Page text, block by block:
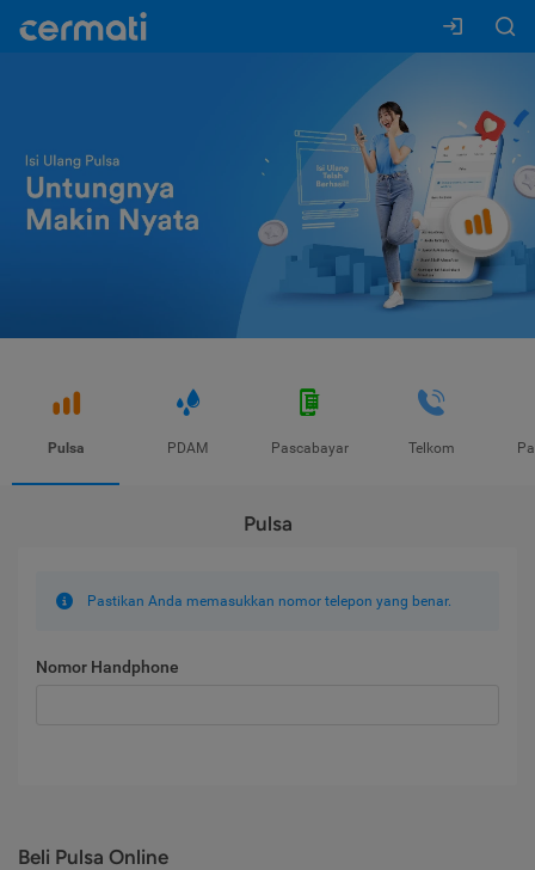
Pulsa PDAM Pascabayar Telkom
Pulsa
Pastikan Anda memasukkan nomor telepon yang benar.
Nomor Handphone
Beli Pulsa Online